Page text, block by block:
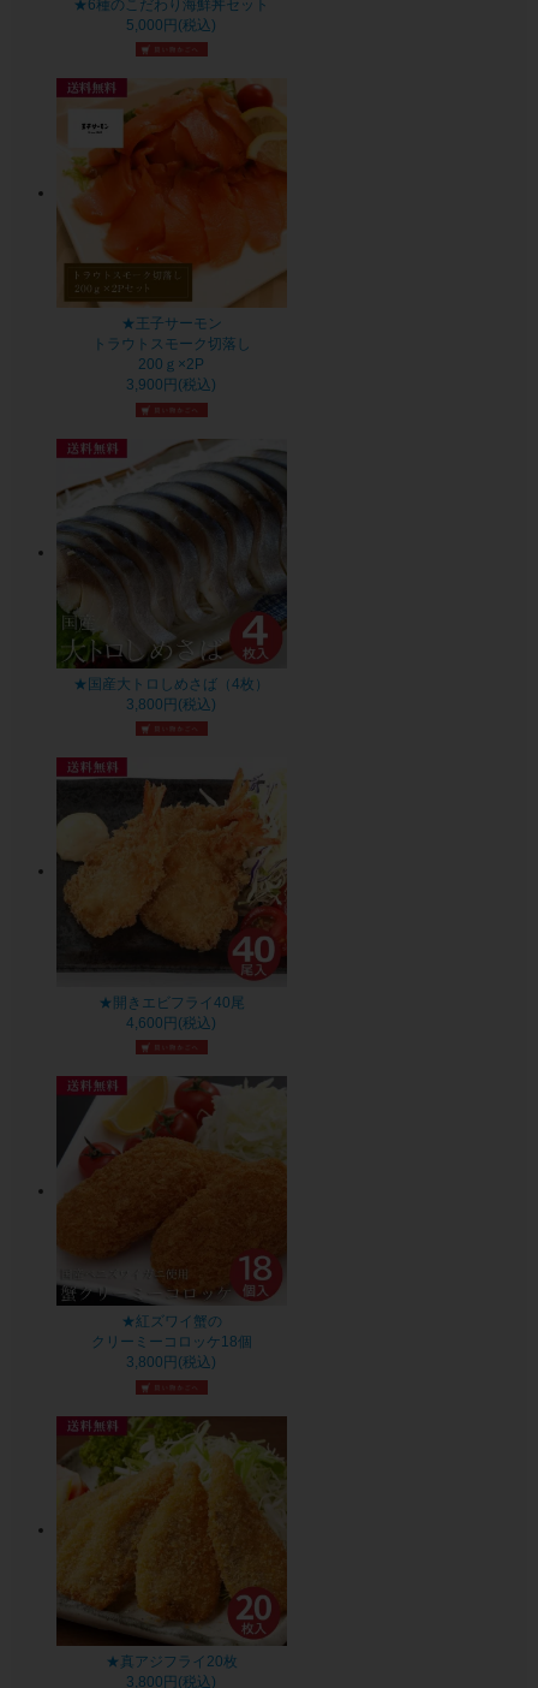
★6種のこだわり海鮮丼セット
5,000円(税込)
★王子サーモン
トラウトスモーク切落し
200ｇ×2P
3,900円(税込)
★国産大トロしめさば（4枚）
3,800円(税込)
★開きエビフライ40尾
4,600円(税込)
★紅ズワイ蟹の
クリーミーコロッケ18個
3,800円(税込)
★真アジフライ20枚
3,800円(税込)